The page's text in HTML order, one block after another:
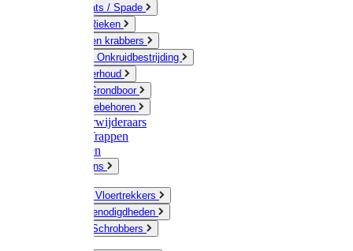
Schop / Bats / Spade
Vorken & Rieken
Cultivator en krabbers
Schoffels / Onkruidbestrijding
Gazononderhoud
Hamers / Grondboor
Sledes / toebehoren
Onkruidverwijderaars
Ladders / Trappen
Werkbanken
Betonmolens
Bezems & Vloertrekkers
Schildersbenodigdheden
Borstels / Schrobbers